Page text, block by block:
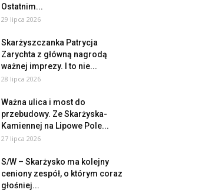
Ostatnim...
29 lipca 2026
Skarżyszczanka Patrycja
Zarychta z główną nagrodą
ważnej imprezy. I to nie...
28 lipca 2026
Ważna ulica i most do
przebudowy. Ze Skarżyska-
Kamiennej na Lipowe Pole...
27 lipca 2026
S/W – Skarżysko ma kolejny
ceniony zespół, o którym coraz
głośniej...